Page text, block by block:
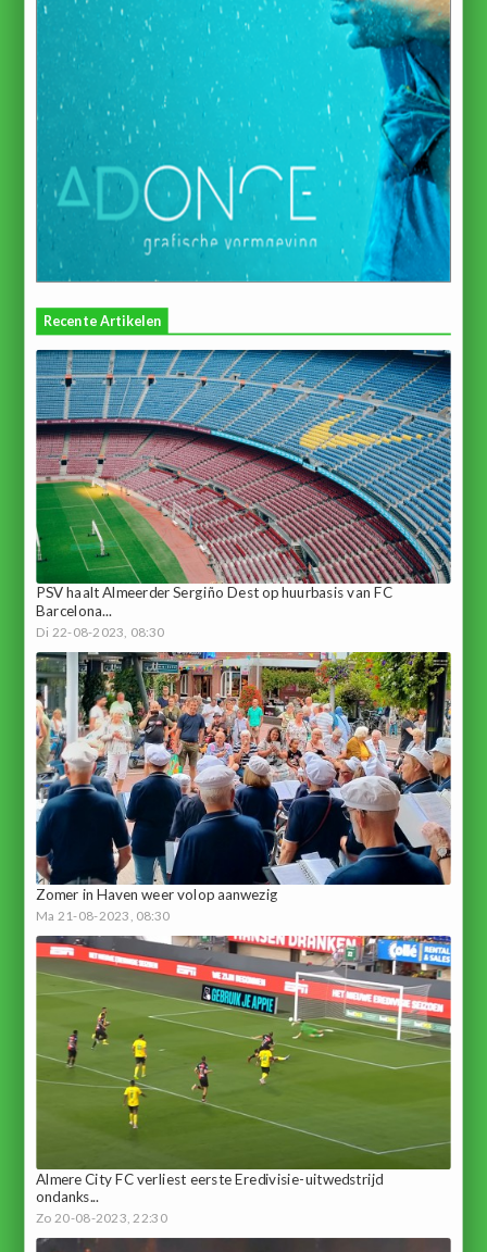
Recente Artikelen
PSV haalt Almeerder Sergiño Dest op huurbasis van FC
Barcelona...
Di 22-08-2023, 08:30
Zomer in Haven weer volop aanwezig
Ma 21-08-2023, 08:30
Almere City FC verliest eerste Eredivisie-uitwedstrijd
ondanks...
Zo 20-08-2023, 22:30